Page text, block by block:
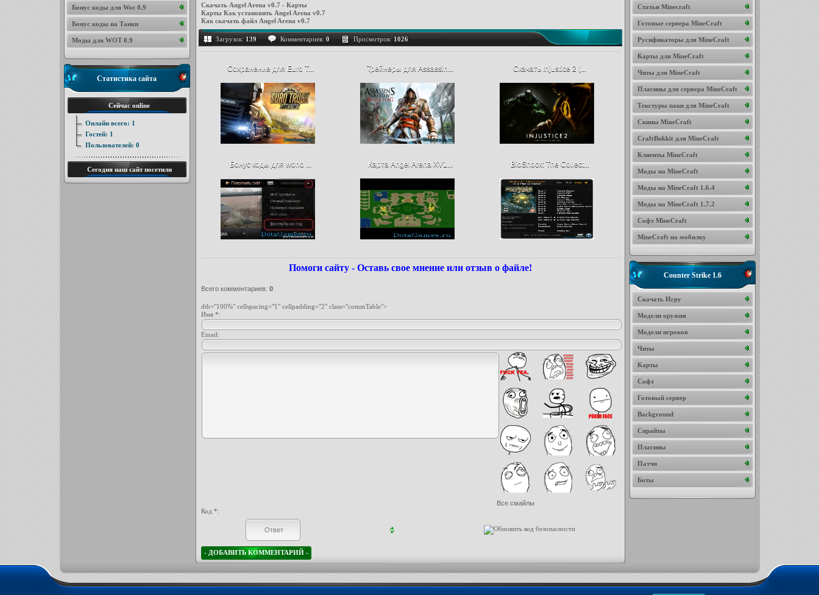
Скачать Angel Arena v0.7 - Карты
Карты Как установить Angel Arena v0.7
Как скачать файл Angel Arena v0.7
Загрузок: 139 Комментариев: 0 Просмотров: 1026
Сохранение для Euro T... Трейнеры для Assassin... Скачать Injustice 2 (...
Бонус коды для world ... Карта Angel Arena XV1... BioShock: The Collect...
Помоги сайту - Оставь свое мнение или отзыв о файле!
Всего комментариев: 0
dth="100%" cellspacing="1" cellpadding="2" class="commTable">
Имя *:
Email:
Все смайлы
Код *:
Статьи Minecraft
Готовые сервера MineCraft
Русификаторы для MineCraft
Карты для MineCraft
Читы для MineCraft
Плагины для сервера MineCraft
Текстуры паки для MineCraft
Скины MineCraft
CraftBukkit для MineCraft
Клиенты MineCraft
Моды на MineCraft
Моды на MineCraft 1.6.4
Моды на MineCraft 1.7.2
Софт MineCraft
MineCraft на мобилку
Counter Strike 1.6
Скачать Игру
Модели оружия
Модели игроков
Читы
Карты
Софт
Готовый сервер
Background
Спрайты
Плагины
Патчи
Боты
Бонус коды для Wot 0.9
Бонус коды на Танки
Моды для WOT 0.9
Статистика сайта
Сейчас online
Онлайн всего: 1
Гостей: 1
Пользователей: 0
Сегодня наш сайт посетили